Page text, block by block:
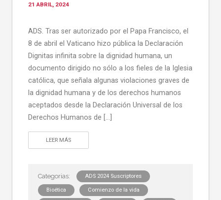
21 ABRIL, 2024
ADS. Tras ser autorizado por el Papa Francisco, el
8 de abril el Vaticano hizo pública la Declaración
Dignitas infinita sobre la dignidad humana, un
documento dirigido no sólo a los fieles de la Iglesia
católica, que señala algunas violaciones graves de
la dignidad humana y de los derechos humanos
aceptados desde la Declaración Universal de los
Derechos Humanos de […]
LEER MÁS
ADS 2024 Suscriptores
Bioética Comienzo de la vida